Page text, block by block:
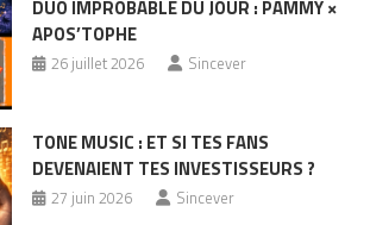
DUO IMPROBABLE DU JOUR : PAMMY ×
APOS’TOPHE
26 juillet 2026 Sincever
TONE MUSIC : ET SI TES FANS
DEVENAIENT TES INVESTISSEURS ?
27 juin 2026 Sincever